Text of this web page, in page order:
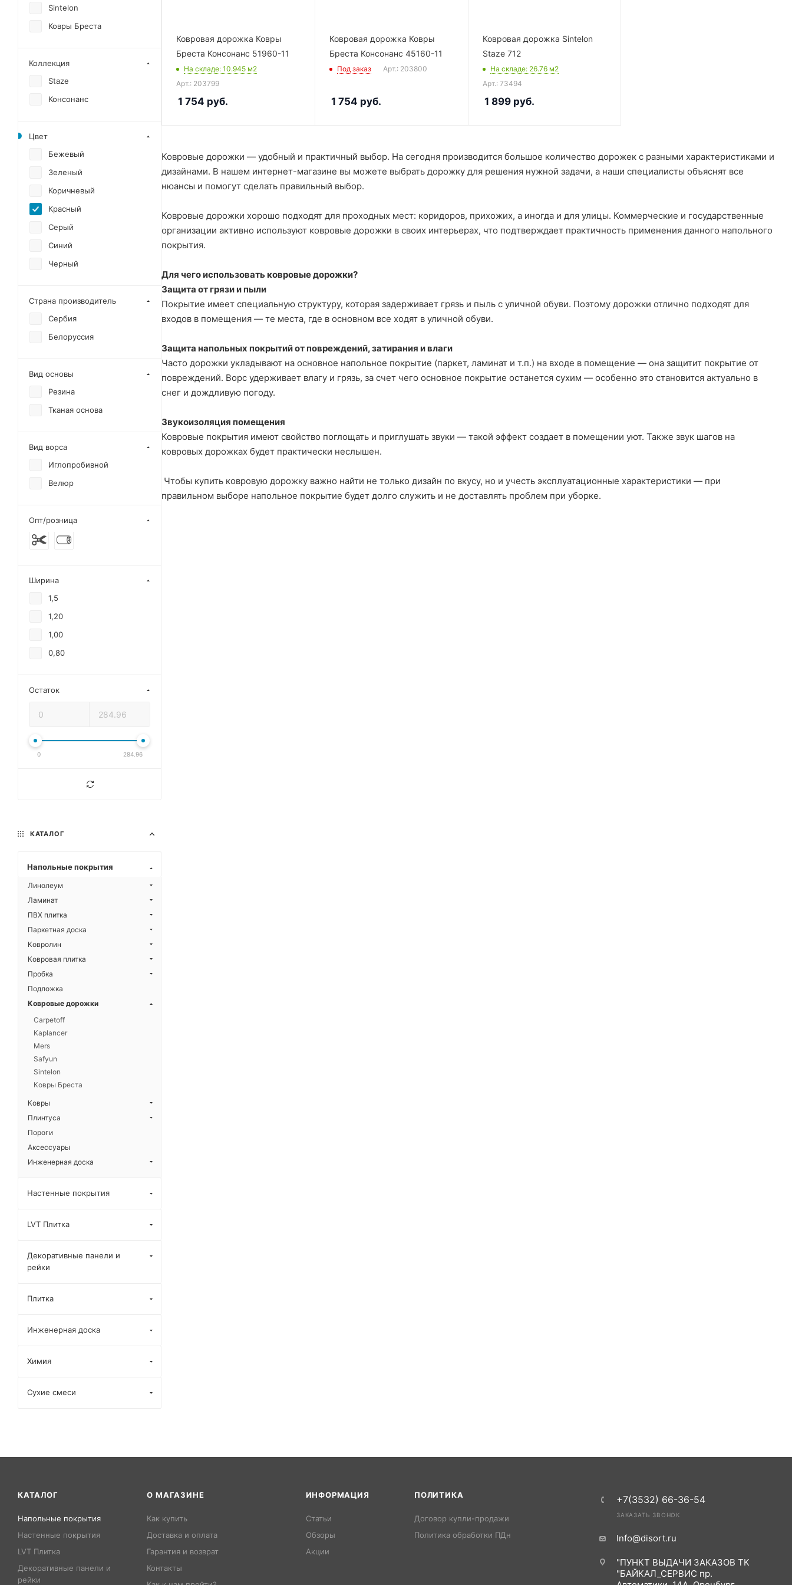
Ковровая дорожка Ковры
Бреста Консонанс 51960-11
На складе: 10.945 м2
Арт.: 203799
1 754 руб.
Ковровая дорожка Ковры
Бреста Консонанс 45160-11
Под заказ Арт.: 203800
1 754 руб.
Ковровая дорожка Sintelon
Staze 712
На складе: 26.76 м2
Арт.: 73494
1 899руб.
Ковровые дорожки — удобный и практичный выбор. На сегодня производится большое количество дорожек с разными характеристиками и
дизайнами. В нашем интернет-магазине вы можете выбрать дорожку для решения нужной задачи, а наши специалисты объяснят все
нюансы и помогут сделать правильный выбор.
Ковровые дорожки хорошо подходят для проходных мест: коридоров, прихожих, а иногда и для улицы. Коммерческие и государственные
организации активно используют ковровые дорожки в своих интерьерах, что подтверждает практичность применения данного напольного
покрытия.
Для чего использовать ковровые дорожки?
Защита от грязи и пыли
Покрытие имеет специальную структуру, которая задерживает грязь и пыль с уличной обуви. Поэтому дорожки отлично подходят для
входов в помещения — те места, где в основном все ходят в уличной обуви.
Защита напольных покрытий от повреждений, затирания и влаги
Часто дорожки укладывают на основное напольное покрытие (паркет, ламинат и т.п.) на входе в помещение — она защитит покрытие от
повреждений. Ворс удерживает влагу и грязь, за счет чего основное покрытие останется сухим — особенно это становится актуально в
снег и дождливую погоду.
Звукоизоляция помещения
Ковровые покрытия имеют свойство поглощать и приглушать звуки — такой эффект создает в помещении уют. Также звук шагов на
ковровых дорожках будет практически неслышен.
Чтобы купить ковровую дорожку важно найти не только дизайн по вкусу, но и учесть эксплуатационные характеристики — при
правильном выборе напольное покрытие будет долго служить и не доставлять проблем при уборке.
Sintelon
Ковры Бреста
Коллекция
Staze
Консонанс
Цвет
Бежевый
Зеленый
Коричневый
Красный
Серый
Синий
Черный
Страна производитель
Сербия
Белоруссия
Вид основы
Резина
Тканая основа
Вид ворса
Иглопробивной
Велюр
Опт/розница
Ширина
1,5
1,20
1,00
0,80
Остаток
0 284.96
КАТАЛОГ
Напольные покрытия
Линолеум
Ламинат
ПВХ плитка
Паркетная доска
Ковролин
Ковровая плитка
Пробка
Подложка
Ковровые дорожки
Carpetoff
Kaplancer
Mers
Safyun
Sintelon
Ковры Бреста
Ковры
Плинтуса
Пороги
Аксессуары
Инженерная доска
Настенные покрытия
LVT Плитка
Декоративные панели и
рейки
Плитка
Инженерная доска
Химия
Сухие смеси
КАТАЛОГ
Напольные покрытия
Настенные покрытия
LVT Плитка
Декоративные панели и
рейки
О МАГАЗИНЕ
Как купить
Доставка и оплата
Гарантия и возврат
Контакты
ИНФОРМАЦИЯ
Статьи
Обзоры
Акции
ПОЛИТИКА
Договор купли-продажи
Политика обработки ПДн
+7(3532) 66-36-54
ЗАКАЗАТЬ ЗВОНОК
Info@disort.ru
"ПУНКТ ВЫДАЧИ ЗАКАЗОВ ТК
"БАЙКАЛ_СЕРВИС пр.